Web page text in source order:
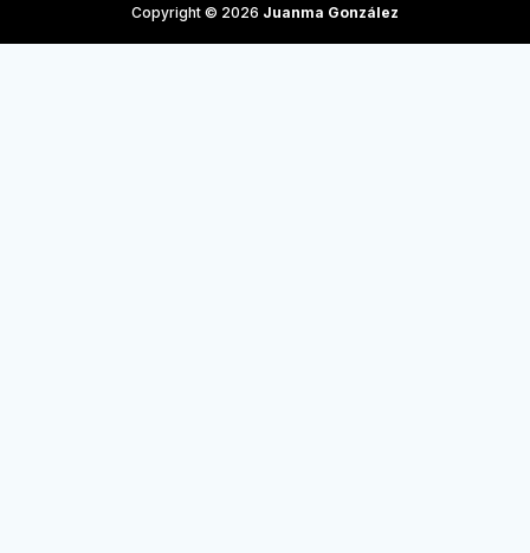
Copyright © 2026 Juanma González